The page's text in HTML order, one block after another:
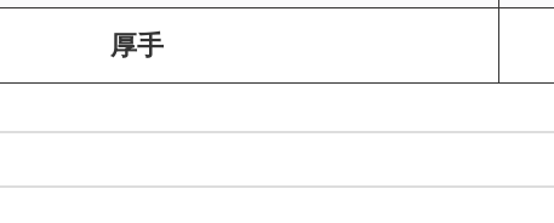
厚手